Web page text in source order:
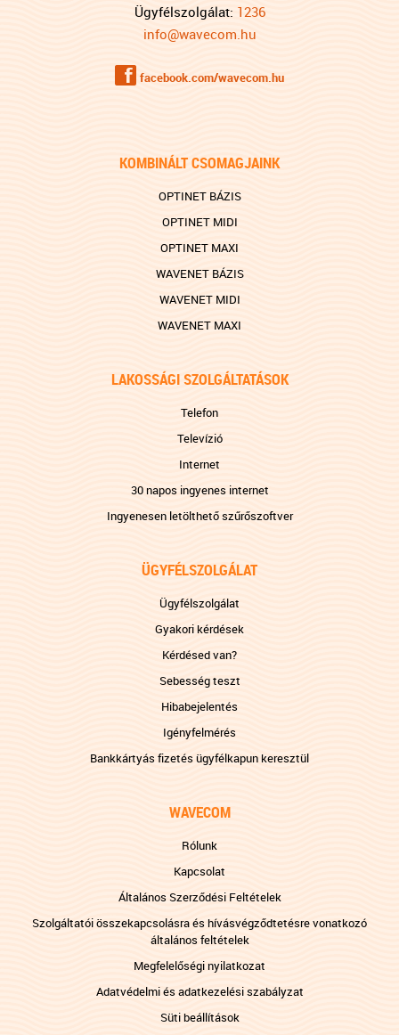
Ügyfélszolgálat: 1236
info@wavecom.hu
f facebook.com/wavecom.hu
KOMBINÁLT CSOMAGJAINK
OPTINET BÁZIS
OPTINET MIDI
OPTINET MAXI
WAVENET BÁZIS
WAVENET MIDI
WAVENET MAXI
LAKOSSÁGI SZOLGÁLTATÁSOK
Telefon
Televízió
Internet
30 napos ingyenes internet
Ingyenesen letölthető szűrőszoftver
ÜGYFÉLSZOLGÁLAT
Ügyfélszolgálat
Gyakori kérdések
Kérdésed van?
Sebesség teszt
Hibabejelentés
Igényfelmérés
Bankkártyás fizetés ügyfélkapun keresztül
WAVECOM
Rólunk
Kapcsolat
Általános Szerződési Feltételek
Szolgáltatói összekapcsolásra és hívásvégződtetésre vonatkozó
általános feltételek
Megfelelőségi nyilatkozat
Adatvédelmi és adatkezelési szabályzat
Süti beállítások